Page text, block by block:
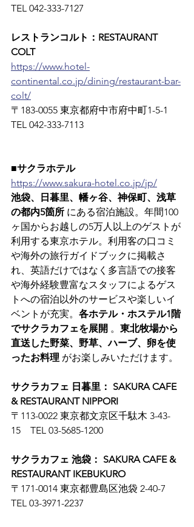
TEL 042-333-7127
レストランコルト：RESTAURANT
COLT
https://www.hotel-
continental.co.jp/dining/restaurant-bar-
colt/
〒183-0055 東京都府中市府中町1-5-1
TEL 042-333-7113
■サクラホテル
https://www.sakura-hotel.co.jp/jp/
池袋、日暮里、幡ヶ谷、神保町、浅草
の都内5箇所 にある宿泊施設。年間100
ヶ国からお越しの5万人以上のゲストが
利用する東京ホテル。利用客の口コミ
や海外の旅行ガイドブックに掲載さ
れ、英語だけではなく多言語での接客
や海外経験豊富なスタッフによるゲス
トへの宿泊以外のサービスや楽しいイ
ベントが充実。 各ホテル・ホステル1階
でサクラカフェを展開 。 東北牧場から
直送した野菜、野草、ハーブ、卵を使
ったお料理 がお楽しみいただけます。
サクラカフェ 日暮里： SAKURA CAFE
& RESTAURANT NIPPORI
〒113-0022 東京都文京区千駄木 3-43-
15　TEL 03-5685-1200
サクラカフェ 池袋： SAKURA CAFE &
RESTAURANT IKEBUKURO
〒171-0014 東京都豊島区池袋 2-40-7
TEL 03-3971-2237